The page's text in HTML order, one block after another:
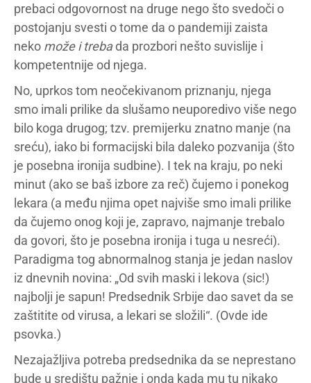
prebaci odgovornost na druge nego što svedoči o
postojanju svesti o tome da o pandemiji zaista
neko može i trebada prozbori nešto suvislije i
kompetentnije od njega.
No, uprkos tom neočekivanom priznanju, njega
smo imali prilike da slušamo neuporedivo više nego
bilo koga drugog; tzv. premijerku znatno manje (na
sreću), iako bi formacijski bila daleko pozvanija (što
je posebna ironija sudbine). I tek na kraju, po neki
minut (ako se baš izbore za reč) čujemo i ponekog
lekara (a među njima opet najviše smo imali prilike
da čujemo onog koji je, zapravo, najmanje trebalo
da govori, što je posebna ironija i tuga u nesreći).
Paradigma tog abnormalnog stanja je jedan naslov
iz dnevnih novina: „Od svih maski i lekova (sic!)
najbolji je sapun! Predsednik Srbije dao savet da se
zaštitite od virusa, a lekari se složili“. (Ovde ide
psovka.)
Nezajažljiva potreba predsednika da se neprestano
bude u središtu pažnje i onda kada mu tu nikako